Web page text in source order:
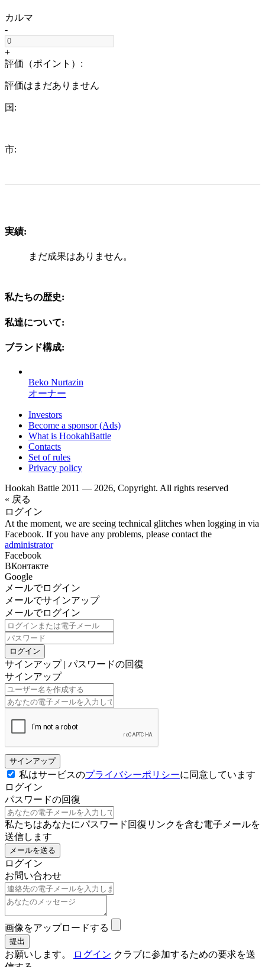
カルマ
-
+
評価（ポイント）:
評価はまだありません
国:
市:
実績:
まだ成果はありません。
私たちの歴史:
私達について:
ブランド構成:
Beko Nurtazin
オーナー
Investors
Become a sponsor (Ads)
What is HookahBattle
Contacts
Set of rules
Privacy policy
Hookah Battle 2011 — 2026, Copyright. All rights reserved
« 戻る
ログイン
At the moment, we are seeing technical glitches when logging in via
Facebook. If you have any problems, please contact the
administrator
Facebook
ВКонтакте
Google
メールでログイン
メールでサインアップ
メールでログイン
ログイン
サインアップ| パスワードの回復
サインアップ
サインアップ
私はサービスのプライバシーポリシーに同意しています
ログイン
パスワードの回復
私たちはあなたにパスワード回復リンクを含む電子メールを
送信します
メールを送る
ログイン
お問い合わせ
画像をアップロードする
お願いします。 ログイン クラブに参加するための要求を送